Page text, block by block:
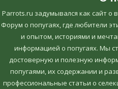
Parrots.ru задумывался как сайт о
Форум о попугаях, где любители
и опытом, историями и
информацией о попугаях. Мы
достоверную и полезную
попугаями, их содержании и
профессиональные статьи о